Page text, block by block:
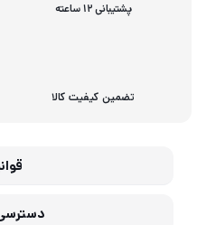
پشتیبانی 12 ساعته
تضمین کیفیت کالا